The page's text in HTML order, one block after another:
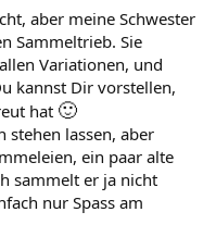
aber meine Schwester
Sammeltrieb. Sie
Variationen, und
kannst Dir vorstellen,
hat 🙂
stehen lassen, aber
ein paar alte
sammelt er ja nicht
nur Spass am